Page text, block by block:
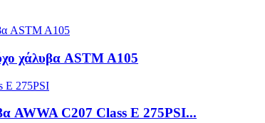
χάλυβα ASTM A105
AWWA C207 Class E 275PSI...